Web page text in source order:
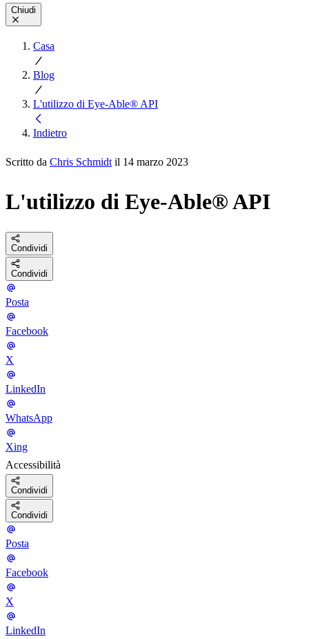
Chiudi
Casa
Blog
L'utilizzo di Eye-Able® API
Indietro
Scritto da Chris Schmidt il 14 marzo 2023
L'utilizzo di Eye-Able® API
Condividi
Condividi
Posta
Facebook
X
LinkedIn
WhatsApp
Xing
Accessibilità
Condividi
Condividi
Posta
Facebook
X
LinkedIn